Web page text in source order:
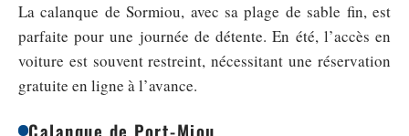
La calanque de Sormiou, avec sa plage de sable fin, est
parfaite pour une journée de détente. En été, l’accès en
voiture est souvent restreint, nécessitant une réservation
gratuite en ligne à l’avance.
Calanque de Port-Miou